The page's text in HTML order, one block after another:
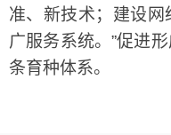
准、新技术；建设
广服务系统。”促进
条育种体系。